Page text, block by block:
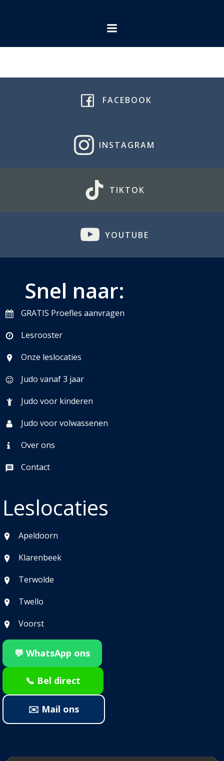
de
FACEBOOK
INSTAGRAM
TIKTOK
YOUTUBE
Snel naar:
GRATIS Proefles aanvragen
Lesrooster
Onze leslocaties
Judo vanaf 3 jaar
Judo voor kinderen
Judo voor volwassenen
Over ons
Contact
Leslocaties
Apeldoorn
Klarenbeek
Terwolde
Twello
Voorst
💬 WhatsApp ons
📞 Bel direct
✉️ Mail ons